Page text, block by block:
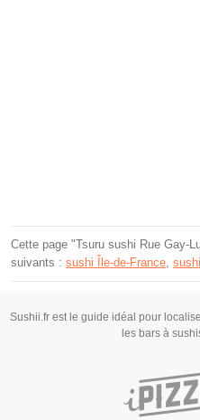
Cette page "Tsuru sushi Rue Gay-
suivants : sushi Île-de-France,
Sushii.fr est le guide idéal pour
les bars à